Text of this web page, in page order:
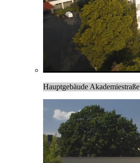
Hauptgebäude Akademiestraße